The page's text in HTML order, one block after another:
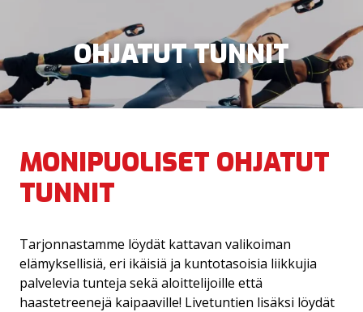
OHJATUT TUNNIT
MONIPUOLISET OHJATUT
TUNNIT
Tarjonnastamme löydät kattavan valikoiman
elämyksellisiä, eri ikäisiä ja kuntotasoisia liikkujia
palvelevia tunteja sekä aloittelijoille että
haastetreenejä kaipaaville! Livetuntien lisäksi löydät
OHJATUT TUNNIT
VIRTUAALITUNNIT
TILAUSTUNNIT JA TYHYPÄIVÄT
URHEILUSEURAT